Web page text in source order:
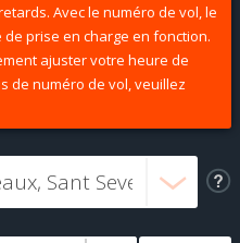
Avec le numéro de vol, le
prise en charge en fonction.
ajuster votre heure de
de numéro de vol, veuillez